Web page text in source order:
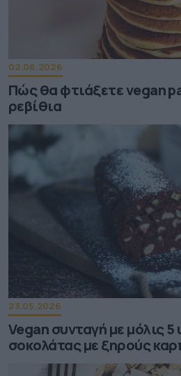
02.06.2026
Πώς θα φτιάξετε vegan
ρεβίθια
23.05.2026
Vegan συνταγή με μόλις
σοκολάτας με ξηρούς